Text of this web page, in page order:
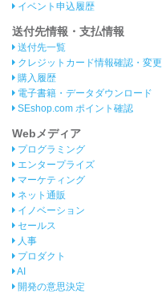
イベント申込履歴
送付先情報・支払情報
送付先一覧
クレジットカード情報確認・変更
購入履歴
電子書籍・データダウンロード
SEshop.com ポイント確認
Webメディア
プログラミング
エンタープライズ
マーケティング
ネット通販
イノベーション
セールス
人事
プロダクト
AI
開発の意思決定